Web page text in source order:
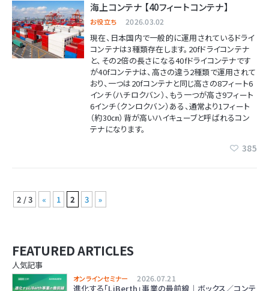
海上コンテナ 【40フィートコンテナ】
お役立ち 2026.03.02
現在、日本国内で一般的に運用されているドライ
コンテナは3種類存在します。20fドライコンテナ
と、その2倍の長さになる40fドライコンテナです
が40fコンテナは、高さの違う2種類で運用されて
おり、一つは20fコンテナと同じ高さの8フィート6
インチ（ハチロクバン）、もう一つが高さ9フィート
6インチ（クンロクバン）ある、通常より1フィート
（約30㎝）背が高いハイキューブと呼ばれるコン
テナになります。
385
2 / 3 « 1 2 3 »
FEATURED ARTICLES
人気記事
オンラインセミナー 2026.07.21
進化する「LiBerth」事業の最前線｜ボックス／コンテ